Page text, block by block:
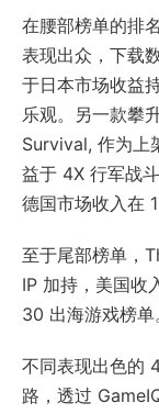
在腰部榜单的排
表现出众，下载
于日本市场收益
乐观。另一款攀
Survival, 作为上
益于 4X 行军战
德国市场收入在
至于尾部榜单，
IP 加持，美国收
30 出海游戏榜单
不同表现出色的
路，透过